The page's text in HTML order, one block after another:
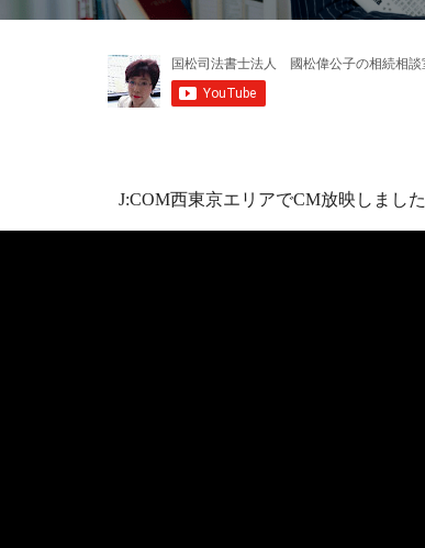
J:COM西東京エリアでCM放映しました